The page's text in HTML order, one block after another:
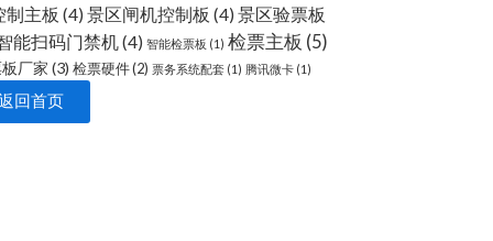
制主板 (4) 景区闸机控制板 (4) 景区验票板
能扫码门禁机(4) 智能检票板 (1) 检票主板 (5)
厂家 (3) 检票硬件(2) 票务系统配套 (1) 腾讯微卡 (1)
回首页